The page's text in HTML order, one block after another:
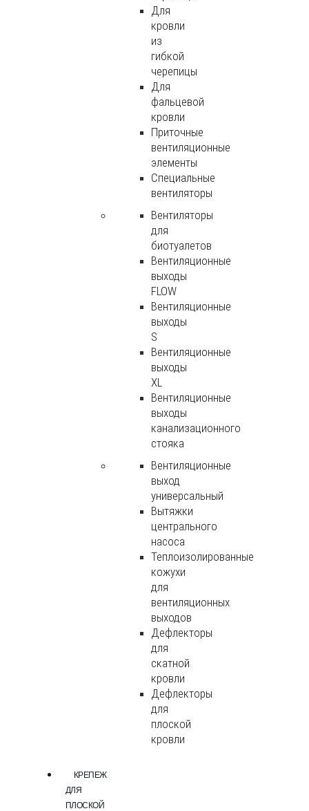
Для
кровли
из
гибкой
черепицы
Для
фальцевой
кровли
Приточные
вентиляционные
элементы
Специальные
вентиляторы
Вентиляторы
для
биотуалетов
Вентиляционные
выходы
FLOW
Вентиляционные
выходы
S
Вентиляционные
выходы
XL
Вентиляционные
выходы
канализационного
стояка
Вентиляционные
выход
универсальный
Вытяжки
центрального
насоса
Теплоизолированные
кожухи
для
вентиляционных
выходов
Дефлекторы
для
скатной
кровли
Дефлекторы
для
плоской
кровли
КРЕПЕЖ
ДЛЯ
ПЛОСКОЙ